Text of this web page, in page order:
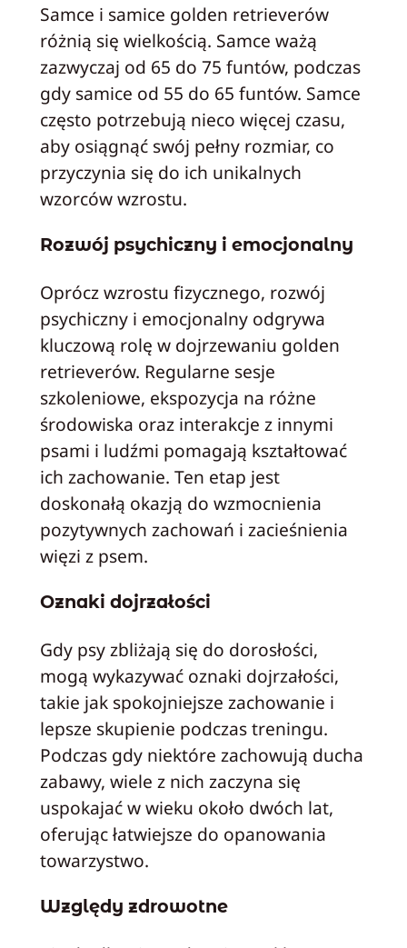
Samce i samice golden retrieverów
różnią się wielkością. Samce ważą
zazwyczaj od 65 do 75 funtów, podczas
gdy samice od 55 do 65 funtów. Samce
często potrzebują nieco więcej czasu,
aby osiągnąć swój pełny rozmiar, co
przyczynia się do ich unikalnych
wzorców wzrostu.
Rozwój psychiczny i emocjonalny
Oprócz wzrostu fizycznego, rozwój
psychiczny i emocjonalny odgrywa
kluczową rolę w dojrzewaniu golden
retrieverów. Regularne sesje
szkoleniowe, ekspozycja na różne
środowiska oraz interakcje z innymi
psami i ludźmi pomagają kształtować
ich zachowanie. Ten etap jest
doskonałą okazją do wzmocnienia
pozytywnych zachowań i zacieśnienia
więzi z psem.
Oznaki dojrzałości
Gdy psy zbliżają się do dorosłości,
mogą wykazywać oznaki dojrzałości,
takie jak spokojniejsze zachowanie i
lepsze skupienie podczas treningu.
Podczas gdy niektóre zachowują ducha
zabawy, wiele z nich zaczyna się
uspokajać w wieku około dwóch lat,
oferując łatwiejsze do opanowania
towarzystwo.
Względy zdrowotne